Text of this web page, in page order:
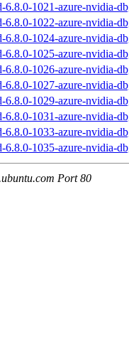
6.8.0-1021-azure-nvidia-
6.8.0-1022-azure-nvidia-
6.8.0-1024-azure-nvidia-
6.8.0-1025-azure-nvidia-
6.8.0-1026-azure-nvidia-
6.8.0-1027-azure-nvidia-
6.8.0-1029-azure-nvidia-
6.8.0-1031-azure-nvidia-
6.8.0-1033-azure-nvidia-
6.8.0-1035-azure-nvidia-
Port 80